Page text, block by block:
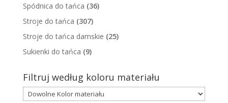
Spódnica do tańca (36)
Stroje do tańca (307)
Stroje do tańca damskie (25)
Sukienki do tańca (9)
Filtruj według koloru materiału